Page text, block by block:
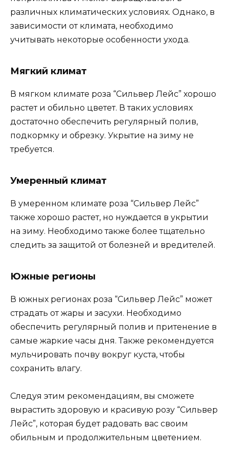
различных климатических условиях. Однако, в
зависимости от климата, необходимо
учитывать некоторые особенности ухода.
Мягкий климат
В мягком климате роза “Сильвер Лейс” хорошо
растет и обильно цветет. В таких условиях
достаточно обеспечить регулярный полив,
подкормку и обрезку. Укрытие на зиму не
требуется.
Умеренный климат
В умеренном климате роза “Сильвер Лейс”
также хорошо растет, но нуждается в укрытии
на зиму. Необходимо также более тщательно
следить за защитой от болезней и вредителей.
Южные регионы
В южных регионах роза “Сильвер Лейс” может
страдать от жары и засухи. Необходимо
обеспечить регулярный полив и притенение в
самые жаркие часы дня. Также рекомендуется
мульчировать почву вокруг куста, чтобы
сохранить влагу.
Следуя этим рекомендациям, вы сможете
вырастить здоровую и красивую розу “Сильвер
Лейс”, которая будет радовать вас своим
обильным и продолжительным цветением.